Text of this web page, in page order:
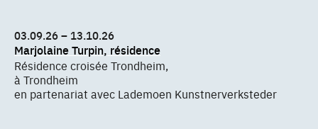
03.09.26 – 13.10.26
Marjolaine Turpin, résidence
Résidence croisée Trondheim,
à Trondheim
en partenariat avec Lademoen Kunstnerverksteder